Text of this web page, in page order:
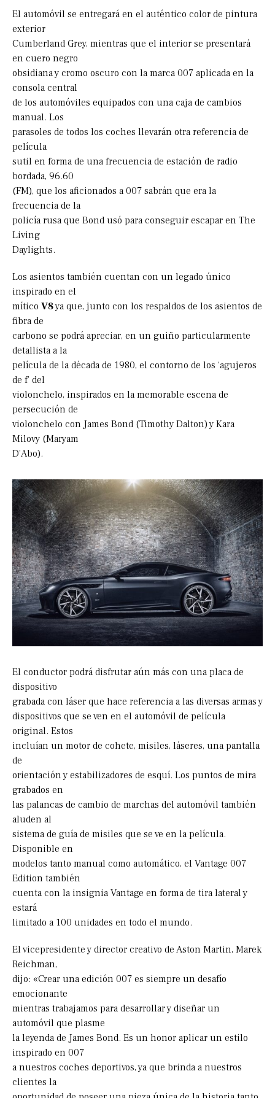
El automóvil se entregará en el auténtico color de pintura
exterior
Cumberland Grey, mientras que el interior se presentará
en cuero negro
obsidiana y cromo oscuro con la marca 007 aplicada en la
consola central
de los automóviles equipados con una caja de cambios
manual. Los
parasoles de todos los coches llevarán otra referencia de
película
sutil en forma de una frecuencia de estación de radio
bordada, 96.60
(FM), que los aficionados a 007 sabrán que era la
frecuencia de la
policía rusa que Bond usó para conseguir escapar en The
Living
Daylights.
Los asientos también cuentan con un legado único
inspirado en el
mítico V8ya que, junto con los respaldos de los asientos de
fibra de
carbono se podrá apreciar, en un guiño particularmente
detallista a la
película de la década de 1980, el contorno de los ‘agujeros
de f’ del
violonchelo, inspirados en la memorable escena de
persecución de
violonchelo con James Bond (Timothy Dalton) y Kara
Milovy (Maryam
D’Abo).
El conductor podrá disfrutar aún más con una placa de
dispositivo
grabada con láser que hace referencia a las diversas armas y
dispositivos que se ven en el automóvil de película
original. Estos
incluían un motor de cohete, misiles, láseres, una pantalla
de
orientación y estabilizadores de esquí. Los puntos de mira
grabados en
las palancas de cambio de marchas del automóvil también
aluden al
sistema de guía de misiles que se ve en la película.
Disponible en
modelos tanto manual como automático, el Vantage 007
Edition también
cuenta con la insignia Vantage en forma de tira lateral y
estará
limitado a 100 unidades en todo el mundo.
El vicepresidente y director creativo de Aston Martin, Marek
Reichman,
dijo: «Crear una edición 007 es siempre un desafío
emocionante
mientras trabajamos para desarrollar y diseñar un
automóvil que plasme
la leyenda de James Bond. Es un honor aplicar un estilo
inspirado en 007
a nuestros coches deportivos, ya que brinda a nuestros
clientes la